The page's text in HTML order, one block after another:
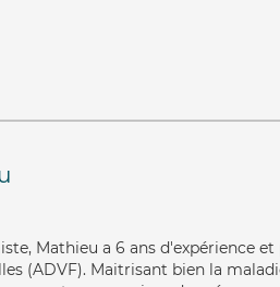
Mathieu a 6 ans d'expérience
(ADVF). Maitrisant bien la